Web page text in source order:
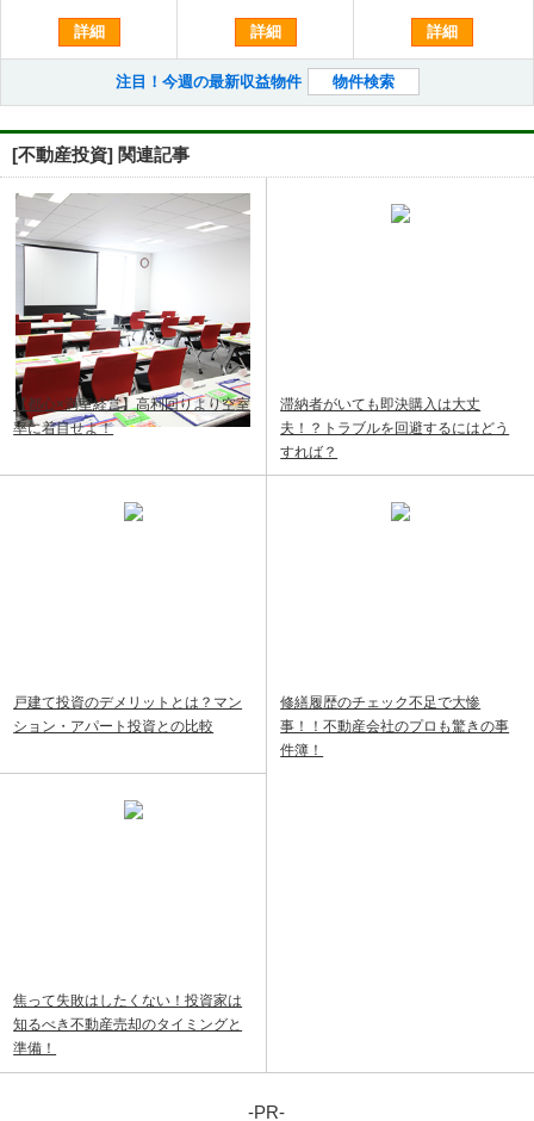
詳細 詳細 詳細
注目！今週の最新収益物件 物件検索
[不動産投資] 関連記事
【都心×満室経営】高利回りより空室
率に着目せよ！
滞納者がいても即決購入は大丈
夫！？トラブルを回避するにはどう
すれば？
戸建て投資のデメリットとは？マン
ション・アパート投資との比較
修繕履歴のチェック不足で大惨
事！！不動産会社のプロも驚きの事
件簿！
焦って失敗はしたくない！投資家は
知るべき不動産売却のタイミングと
準備！
-PR-